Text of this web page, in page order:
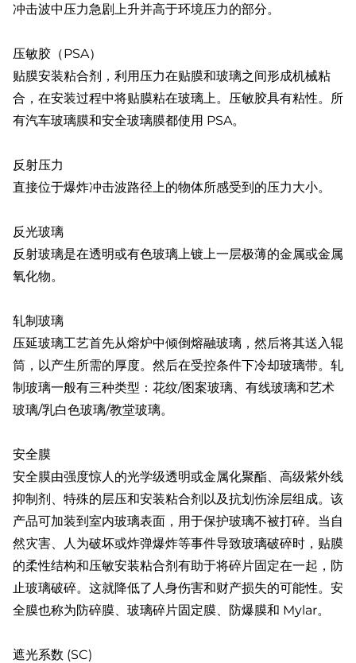
冲击波中压力急剧上升并高于环境压力的部分。
压敏胶（PSA）
贴膜安装粘合剂，利用压力在贴膜和玻璃之间形成机械粘
合，在安装过程中将贴膜粘在玻璃上。压敏胶具有粘性。所
有汽车玻璃膜和安全玻璃膜都使用 PSA。
反射压力
直接位于爆炸冲击波路径上的物体所感受到的压力大小。
反光玻璃
反射玻璃是在透明或有色玻璃上镀上一层极薄的金属或金属
氧化物。
轧制玻璃
压延玻璃工艺首先从熔炉中倾倒熔融玻璃，然后将其送入辊
筒，以产生所需的厚度。然后在受控条件下冷却玻璃带。轧
制玻璃一般有三种类型：花纹/图案玻璃、有线玻璃和艺术
玻璃/乳白色玻璃/教堂玻璃。
安全膜
安全膜由强度惊人的光学级透明或金属化聚酯、高级紫外线
抑制剂、特殊的层压和安装粘合剂以及抗划伤涂层组成。该
产品可加装到室内玻璃表面，用于保护玻璃不被打碎。当自
然灾害、人为破坏或炸弹爆炸等事件导致玻璃破碎时，贴膜
的柔性结构和压敏安装粘合剂有助于将碎片固定在一起，防
止玻璃破碎。这就降低了人身伤害和财产损失的可能性。安
全膜也称为防碎膜、玻璃碎片固定膜、防爆膜和 Mylar。
遮光系数 (SC)